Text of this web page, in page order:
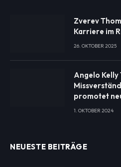
Zverev
Karriere im
26. OKTOBER 2025
Angelo Kelly
promotet
1. OKTOBER 2024
NEUESTE BEITRÄGE